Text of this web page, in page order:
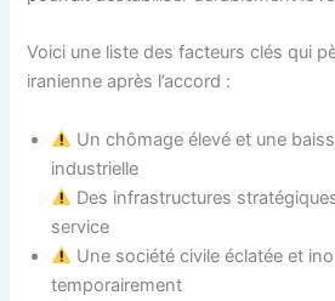
Voici une liste des facteurs clés qui
iranienne après l’accord :
Un chômage élevé et une
industrielle
Des infrastructures
service
Une société civile éclatée et
temporairement